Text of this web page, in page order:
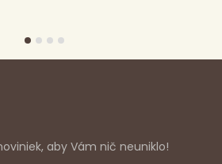
aby Vám nič neuniklo!